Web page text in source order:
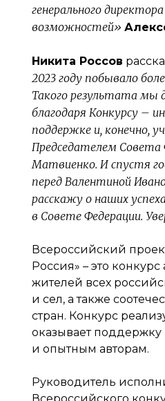
генерального
возможностей»
Никита Россов
2023 году побывало
Такого результата мы
благодаря Конкурсу –
поддержке и, конечно,
Председателем Совета
Матвиенко. И спустя
перед Валентиной
расскажу о наших
в Совете Федерации.
Всероссийский
Россия» – это
жителей всех
и сел, а также
стран. Конкурс
оказывает
и опытным авторам.
Руководитель